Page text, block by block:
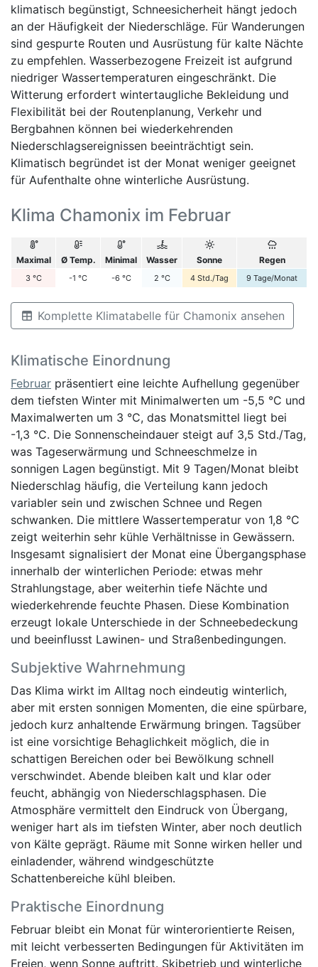
klimatisch begünstigt, Schneesicherheit hängt jedoch
an der Häufigkeit der Niederschläge. Für Wanderungen
sind gespurte Routen und Ausrüstung für kalte Nächte
zu empfehlen. Wasserbezogene Freizeit ist aufgrund
niedriger Wassertemperaturen eingeschränkt. Die
Witterung erfordert wintertaugliche Bekleidung und
Flexibilität bei der Routenplanung, Verkehr und
Bergbahnen können bei wiederkehrenden
Niederschlagsereignissen beeinträchtigt sein.
Klimatisch begründet ist der Monat weniger geeignet
für Aufenthalte ohne winterliche Ausrüstung.
Klima Chamonix im Februar
Maximal Ø Temp. Minimal Wasser Sonne Regen
3 °C -1 °C -6 °C 2 °C 4 Std./Tag 9 Tage/Monat
Komplette Klimatabelle für Chamonix ansehen
Klimatische Einordnung
Februar präsentiert eine leichte Aufhellung gegenüber
dem tiefsten Winter mit Minimalwerten um -5,5 °C und
Maximalwerten um 3 °C, das Monatsmittel liegt bei
-1,3 °C. Die Sonnenscheindauer steigt auf 3,5 Std./Tag,
was Tageserwärmung und Schneeschmelze in
sonnigen Lagen begünstigt. Mit 9 Tagen/Monat bleibt
Niederschlag häufig, die Verteilung kann jedoch
variabler sein und zwischen Schnee und Regen
schwanken. Die mittlere Wassertemperatur von 1,8 °C
zeigt weiterhin sehr kühle Verhältnisse in Gewässern.
Insgesamt signalisiert der Monat eine Übergangsphase
innerhalb der winterlichen Periode: etwas mehr
Strahlungstage, aber weiterhin tiefe Nächte und
wiederkehrende feuchte Phasen. Diese Kombination
erzeugt lokale Unterschiede in der Schneebedeckung
und beeinflusst Lawinen- und Straßenbedingungen.
Subjektive Wahrnehmung
Das Klima wirkt im Alltag noch eindeutig winterlich,
aber mit ersten sonnigen Momenten, die eine spürbare,
jedoch kurz anhaltende Erwärmung bringen. Tagsüber
ist eine vorsichtige Behaglichkeit möglich, die in
schattigen Bereichen oder bei Bewölkung schnell
verschwindet. Abende bleiben kalt und klar oder
feucht, abhängig von Niederschlagsphasen. Die
Atmosphäre vermittelt den Eindruck von Übergang,
weniger hart als im tiefsten Winter, aber noch deutlich
von Kälte geprägt. Räume mit Sonne wirken heller und
einladender, während windgeschützte
Schattenbereiche kühl bleiben.
Praktische Einordnung
Februar bleibt ein Monat für winterorientierte Reisen,
mit leicht verbesserten Bedingungen für Aktivitäten im
Freien, wenn Sonne auftritt. Skibetrieb und winterliche